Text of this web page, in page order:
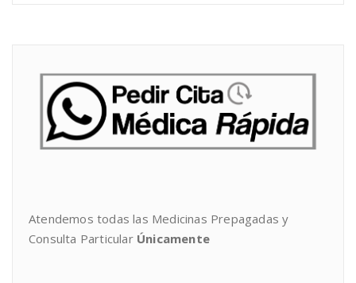
Atendemos todas las Medicinas Prepagadas y
Consulta Particular Únicamente